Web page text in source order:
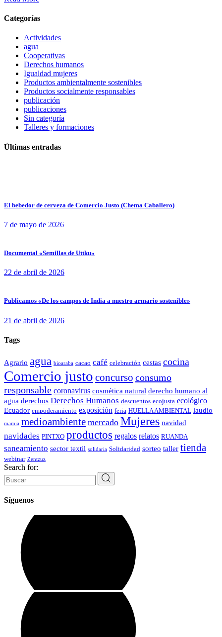
Categorías
Actividades
agua
Cooperativas
Derechos humanos
Igualdad mujeres
Productos ambientalmente sostenibles
Productos socialmente responsables
publicación
publicaciones
Sin categoría
Talleres y formaciones
Últimas entradas
El bebedor de cerveza de Comercio Justo (Chema Caballero)
7 de mayo de 2026
Documental «Semillas de Uttku»
22 de abril de 2026
Publicamos «De los campos de India a nuestro armario sostenible»
21 de abril de 2026
Tags
Agrario agua bioaraba cacao café celebración cestas cocina
Comercio justo concurso consumo
responsable coronavirus cosmética natural derecho humano al
agua derechos Derechos Humanos descuentos ecojusta ecológico
Ecuador empoderamiento exposición feria HUELLA AMBIENTAL laudio
mamia medioambiente mercado Mujeres navidad
navidades PINTXO productos regalos relatos RUANDA
saneamiento sector textil solidaria Solidaridad sorteo taller tienda
webinar Zentzuz
Search for:
Síguenos